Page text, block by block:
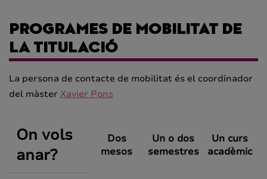
PROGRAMES DE MOBILITAT DE
LA TITULACIÓ
La persona de contacte de mobilitat és el coordinador
del màster Xavier Pons
On vols
anar?
Dos
mesos
Un o dos
semestres
Un curs
acadèmic